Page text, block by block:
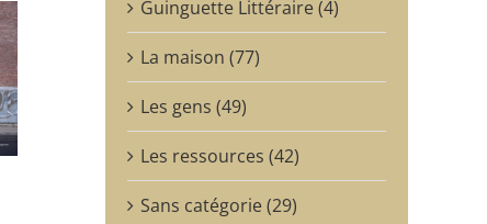
Guinguette Littéraire (4)
La maison (77)
Les gens (49)
Les ressources (42)
Sans catégorie (29)